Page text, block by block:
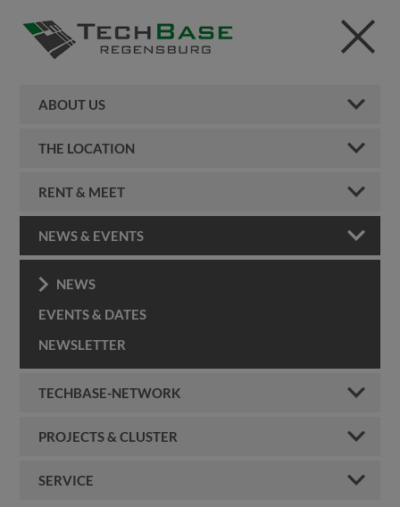
ABOUT US
THE LOCATION
RENT & MEET
NEWS & EVENTS
NEWS
EVENTS & DATES
NEWSLETTER
TECHBASE-NETWORK
PROJECTS & CLUSTER
SERVICE